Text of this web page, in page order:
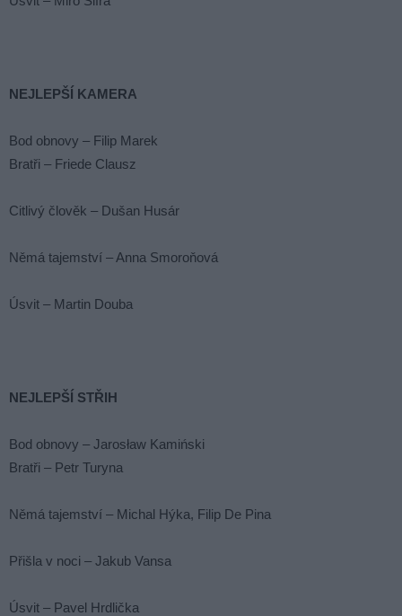
NEJLEPŠÍ KAMERA
Bod obnovy – Filip Marek
Bratři – Friede Clausz
Citlivý člověk – Dušan Husár
Němá tajemství – Anna Smoroňová
Úsvit – Martin Douba
NEJLEPŠÍ STŘIH
Bod obnovy – Jarosław Kamiński
Bratři – Petr Turyna
Němá tajemství – Michal Hýka, Filip De Pina
Přišla v noci – Jakub Vansa
Úsvit – Pavel Hrdlička